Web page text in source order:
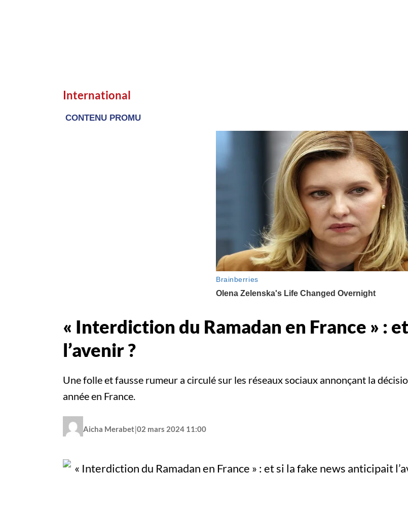
International
« Interdiction du Ramadan en France » :
l’avenir ?
Une folle et fausse rumeur a circulé sur les réseaux sociaux annonçant la
année en France.
Aicha Merabet|02 mars 2024 11:00